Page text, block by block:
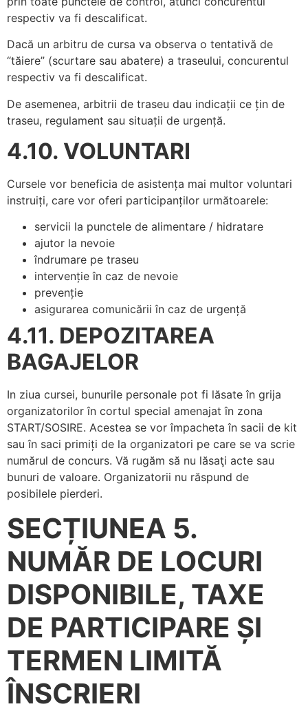
respectiv va fi descalificat.
Dacă un arbitru de cursa va observa o tentativă de
“tăiere” (scurtare sau abatere) a traseului, concurentul
respectiv va fi descalificat.
De asemenea, arbitrii de traseu dau indicații ce țin de
traseu, regulament sau situații de urgență.
4.10. VOLUNTARI
Cursele vor beneficia de asistența mai multor voluntari
instruiți, care vor oferi participanților următoarele:
servicii la punctele de alimentare / hidratare
ajutor la nevoie
îndrumare pe traseu
intervenție în caz de nevoie
prevenție
asigurarea comunicării în caz de urgență
4.11. DEPOZITAREA
BAGAJELOR
In ziua cursei, bunurile personale pot fi lăsate în grija
organizatorilor în cortul special amenajat în zona
START/SOSIRE. Acestea se vor împacheta în sacii de kit
sau în saci primiți de la organizatori pe care se va scrie
numărul de concurs. Vă rugăm să nu lăsaţi acte sau
bunuri de valoare. Organizatorii nu răspund de
posibilele pierderi.
SECȚIUNEA 5.
NUMĂR DE LOCURI
DISPONIBILE, TAXE
DE PARTICIPARE ȘI
TERMEN LIMITĂ
ÎNSCRIERI